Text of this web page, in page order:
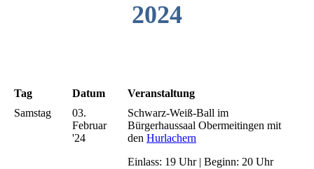
2024
Tag Datum
Veranstaltung
Samstag
03.
Februar
'24
Schwarz-Weiß-Ball im
Bürgerhaussaal Obermeitingen mit
den Hurlachern
Einlass: 19 Uhr | Beginn: 20 Uhr